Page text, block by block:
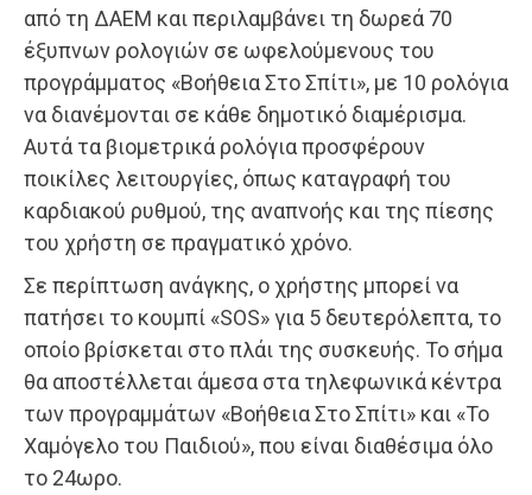
από τη ΔΑΕΜ και περιλαμβάνει τη δωρεά 70
έξυπνων ρολογιών σε ωφελούμενους του
προγράμματος «Βοήθεια Στο Σπίτι», με 10 ρολόγια
να διανέμονται σε κάθε δημοτικό διαμέρισμα.
Αυτά τα βιομετρικά ρολόγια προσφέρουν
ποικίλες λειτουργίες, όπως καταγραφή του
καρδιακού ρυθμού, της αναπνοής και της πίεσης
του χρήστη σε πραγματικό χρόνο.
Σε περίπτωση ανάγκης, ο χρήστης μπορεί να
πατήσει το κουμπί «SOS» για 5 δευτερόλεπτα, το
οποίο βρίσκεται στο πλάι της συσκευής. Το σήμα
θα αποστέλλεται άμεσα στα τηλεφωνικά κέντρα
των προγραμμάτων «Βοήθεια Στο Σπίτι» και «Το
Χαμόγελο του Παιδιού», που είναι διαθέσιμα όλο
το 24ωρο.